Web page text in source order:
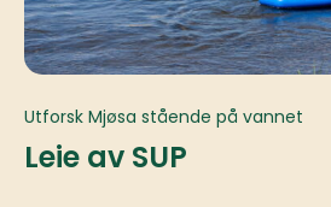
Utforsk Mjøsa stående på vannet
Leie av SUP